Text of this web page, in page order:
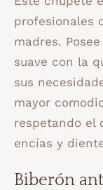
profesionales
madres.
suave con la
sus
mayor
respetando el
encías y
Biberón